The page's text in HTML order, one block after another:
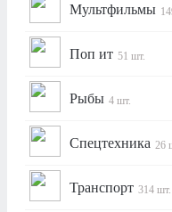
Мультфильмы
Поп ит 51 шт.
Рыбы 4 шт.
Спецтехника 26
Транспорт 314 шт.